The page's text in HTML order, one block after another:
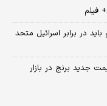
فیلم
در برابر اسرائیل متحد